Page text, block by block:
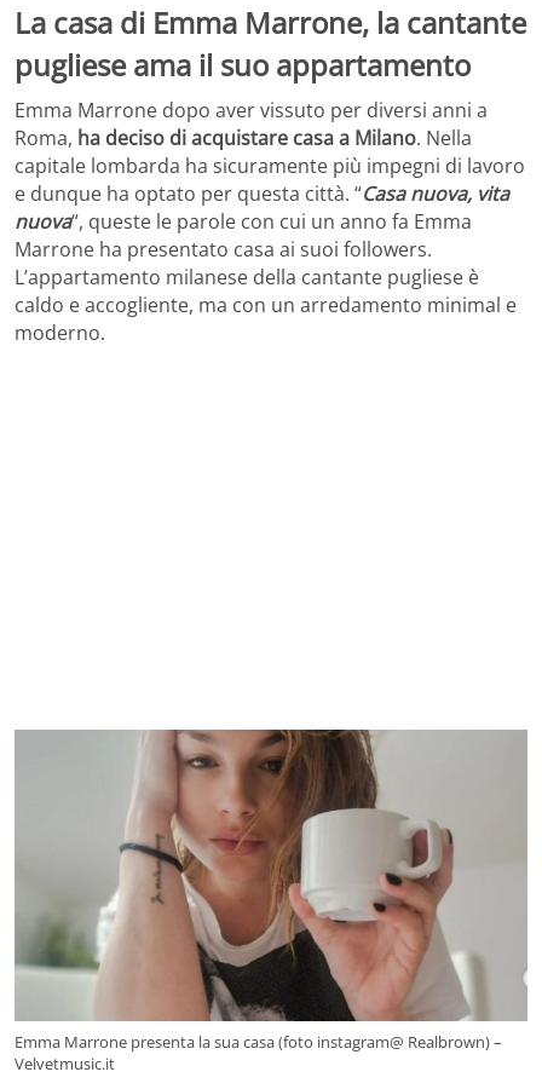
La casa di Emma Marrone, la cantante
pugliese ama il suo appartamento
Emma Marrone dopo aver vissuto per diversi anni a
Roma, ha deciso di acquistare casaa Milano. Nella
capitale lombarda ha sicuramente più impegni di lavoro
e dunque ha optato per questa città. “Casa nuova, vita
nuova“, queste le parole con cui un anno fa Emma
Marrone ha presentato casa ai suoi followers.
L’appartamento milanese della cantante pugliese è
caldo e accogliente, ma con un arredamento minimal e
moderno.
Emma Marrone presenta la sua casa (foto instagram@ Realbrown) –
Velvetmusic.it